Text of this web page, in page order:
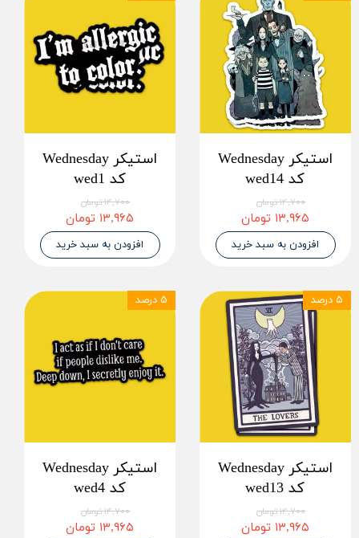
استیکر Wednesday
کد wed14
۱۴,۷۰۰ تومان
۱۳,۹۶۵ تومان
افزودن به سبد خرید
استیکر Wednesday
کد wed1
۱۴,۷۰۰ تومان
۱۳,۹۶۵ تومان
افزودن به سبد خرید
استیکر Wednesday
کد wed13
۱۴,۷۰۰ تومان
۱۳,۹۶۵ تومان
۵ درصد
استیکر Wednesday
کد wed4
۱۴,۷۰۰ تومان
۱۳,۹۶۵ تومان
۵ درصد